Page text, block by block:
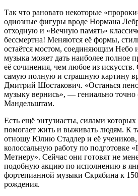
Так что рановато некоторые
одиозные фигуры вроде Нормана
отходную и «Вечную память»
бессмертна! Меняются её формы,
остаётся мостом, соединяющим
музыка может дать наиболее полное
её сочинения, чем любое из
самую полную и страшную картину
Дмитрий Шостакович. «Останься
музыку вернись», — гениально
Мандельштам.
Есть ещё энтузиасты, силами
помогает жить и выживать людям. К
отношу Юлию Стадлер и её
колоссальную работу по
Метнеру». Сейчас они готовят не
подобную акцию по исполнению в
фортепианной музыки Скрябина к
рождения.